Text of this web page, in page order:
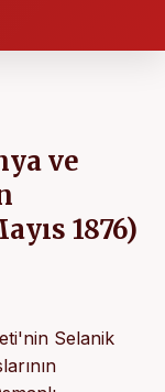
ve
1876)
Selanik